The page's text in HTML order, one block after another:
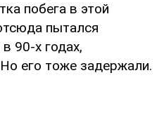
побега в этой
пытался
90-х годах,
его тоже задержали.